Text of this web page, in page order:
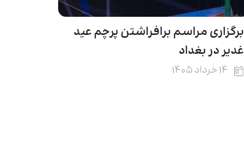
برگزاری مراسم برافراشتن پرچم عید
غدیر در بغداد
۱۴ خرداد ۱۴۰۵